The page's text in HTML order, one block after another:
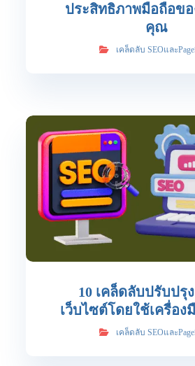
ประสิทธิภาพมือถือขอ
คุณ
เคล็ดลับ SEOและ
10 เคล็ดลับปรับปรุ
เว็บไซต์โดยใช้เครื่อง
เคล็ดลับ SEOและ